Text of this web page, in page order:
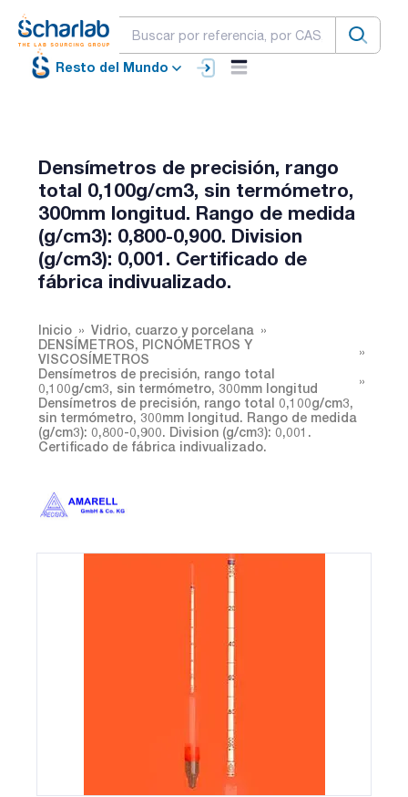
Resto del Mundo
Densímetros de precisión, rango
total 0,100g/cm3, sin termómetro,
300mm longitud. Rango de medida
(g/cm3): 0,800-0,900. Division
(g/cm3): 0,001. Certificado de
fábrica indivualizado.
Inicio
Vidrio, cuarzo y porcelana
DENSÍMETROS, PICNÓMETROS Y
VISCOSÍMETROS
Densímetros de precisión, rango total
0,100g/cm3, sin termómetro, 300mm longitud
Densímetros de precisión, rango total 0,100g/cm3,
sin termómetro, 300mm longitud. Rango de medida
(g/cm3): 0,800-0,900. Division (g/cm3): 0,001.
Certificado de fábrica indivualizado.